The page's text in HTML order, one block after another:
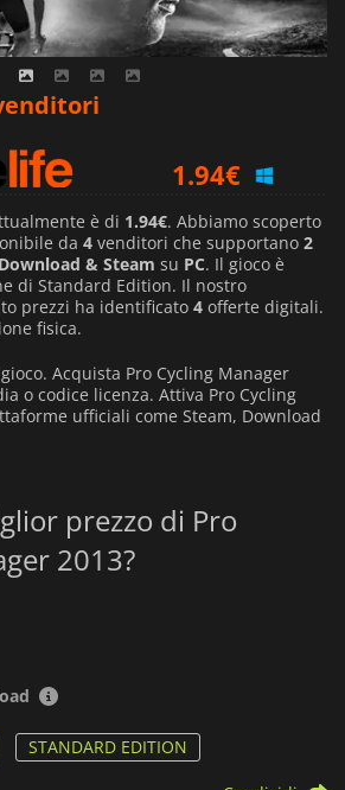
1.94€
72.15€
è di 1.94€. Abbiamo scoperto
da 4 venditori che supportano 2
& Steam su PC. Il gioco è
di Standard Edition. Il nostro
prezzi ha identificato 4 offerte digitali.
fisica.
Acquista Pro Cycling Manager
o codice licenza. Attiva Pro Cycling
ufficiali come Steam, Download
prezzo di Pro
2013?
STANDARD EDITION